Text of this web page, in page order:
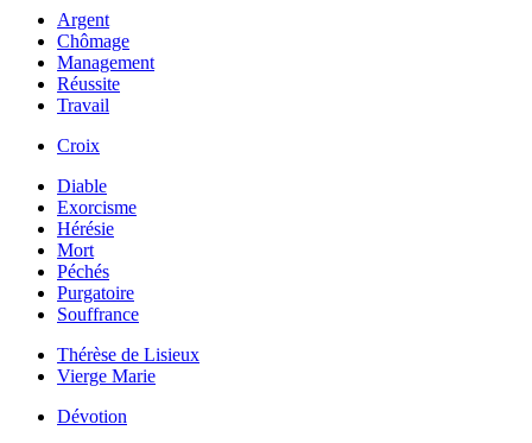
Argent
Chômage
Management
Réussite
Travail
Croix
Diable
Exorcisme
Hérésie
Mort
Péchés
Purgatoire
Souffrance
Thérèse de Lisieux
Vierge Marie
Dévotion